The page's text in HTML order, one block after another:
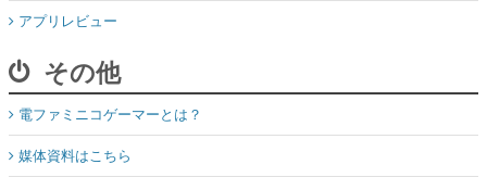
アプリレビュー
その他
電ファミニコゲーマーとは？
媒体資料はこちら